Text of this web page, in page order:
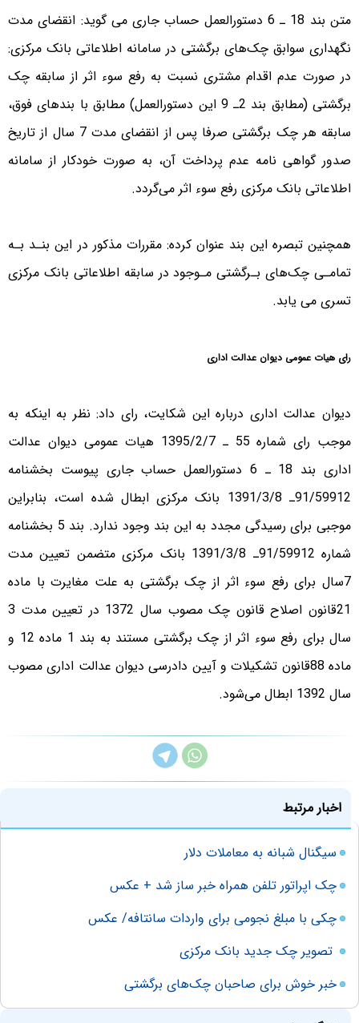
متن بند 18 ـ 6 دستورالعمل حساب جاری می گوید: انقضای مدت
نگهداری سوابق چک‌های برگشتی در سامانه اطلاعاتی بانک مرکزی:
در صورت عدم اقدام مشتری نسبت به رفع سوء اثر از سابقه چک
برگشتی (مطابق بند 2ـ 9 این دستورالعمل) مطابق با بندهای فوق،
سابقه هر چک برگشتی صرفا پس از انقضای مدت 7 سال از تاریخ
صدور گواهی نامه عدم پرداخت آن، به صورت خودکار از سامانه
اطلاعاتی بانک مرکزی رفع سوء اثر می‌گردد.
همچنین تبصره این بند عنوان کرده: مقررات مذکور در این بنـد بـه
تمامـی چک‌های بـرگشتی مـوجود در سابقه اطلاعاتی بانک مرکزی
تسری می‌ یابد.
رای هیات عمومی دیوان عدالت اداری
دیوان عدالت اداری درباره این شکایت، رای داد: نظر به اینکه به
موجب رای شماره 55 ـ 1395/2/7 هیات عمومی دیوان عدالت
اداری بند 18 ـ 6 دستورالعمل حساب جاری پیوست بخشنامه
91/59912ـ 1391/3/8 بانک مرکزی ابطال شده است، بنابراین
موجبی برای رسیدگی مجدد به این بند وجود ندارد. بند 5 بخشنامه
شماره 91/59912ـ 1391/3/8 بانک مرکزی متضمن تعیین مدت
7سال برای رفع سوء اثر از چک برگشتی به علت مغایرت با ماده
21قانون اصلاح قانون چک مصوب سال 1372 در تعیین مدت 3
سال برای رفع سوء اثر از چک برگشتی مستند به بند 1 ماده 12 و
ماده 88قانون تشکیلات و آیین دادرسی دیوان عدالت اداری مصوب
سال 1392 ابطال می‌شود.
اخبار مرتبط
سیگنال شبانه به معاملات دلار
چک اپراتور تلفن همراه خبر ساز شد + عکس
چکی با مبلغ نجومی برای واردات سانتافه/ عکس
تصویر چک جدید بانک مرکزی
خبر خوش برای صاحبان چک‌های برگشتی